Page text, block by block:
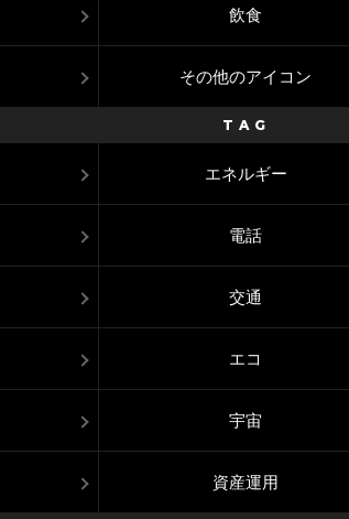
飲食
その他のアイコン
TAG
エネルギー
電話
交通
エコ
宇宙
資産運用